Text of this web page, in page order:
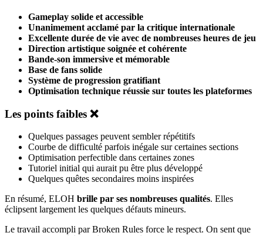
Gameplay solide et accessible
Unanimement acclamé par la critique internationale
Excellente durée de vie avec de nombreuses heures de jeu
Direction artistique soignée et cohérente
Bande-son immersive et mémorable
Base de fans solide
Système de progression gratifiant
Optimisation technique réussie sur toutes les plateformes
Les points faibles ❌
Quelques passages peuvent sembler répétitifs
Courbe de difficulté parfois inégale sur certaines sections
Optimisation perfectible dans certaines zones
Tutoriel initial qui aurait pu être plus développé
Quelques quêtes secondaires moins inspirées
En résumé, ELOH brille par ses nombreuses qualités. Elles
éclipsent largement les quelques défauts mineurs.
Le travail accompli par Broken Rules force le respect. On sent que